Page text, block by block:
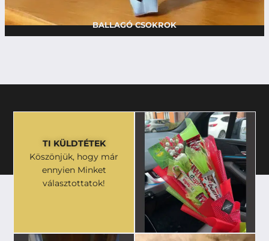
BALLAGÓ CSOKROK
TI KÜLDTÉTEK
Köszönjük, hogy már
ennyien Minket
választottatok!